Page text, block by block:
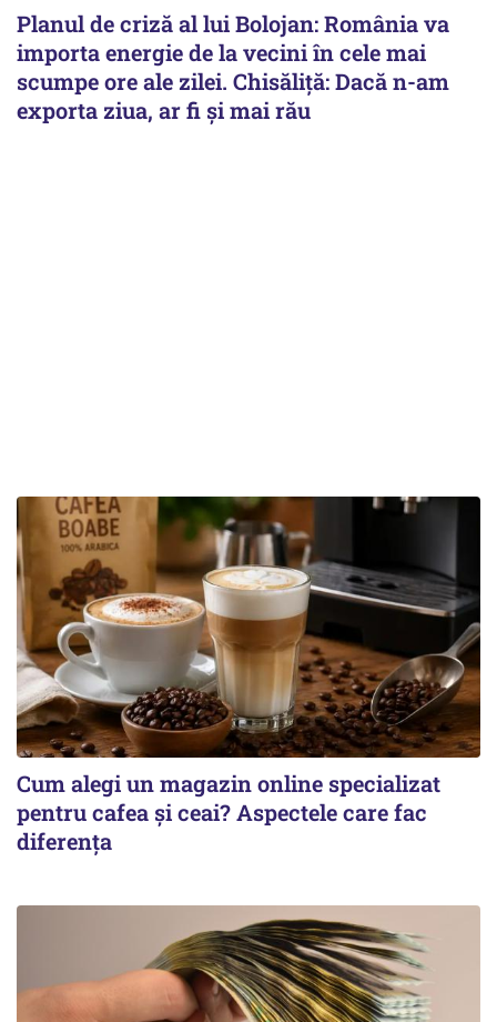
Planul de criză al lui Bolojan: România va
importa energie de la vecini în cele mai
scumpe ore ale zilei. Chisăliță: Dacă n-am
exporta ziua, ar fi și mai rău
Cum alegi un magazin online specializat
pentru cafea și ceai? Aspectele care fac
diferența